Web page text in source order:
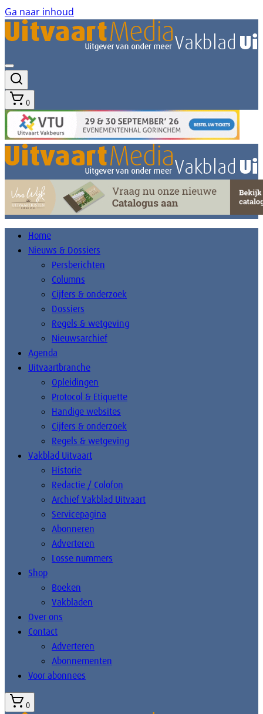
Ga naar inhoud
0
Home
Nieuws & Dossiers
Persberichten
Columns
Cijfers & onderzoek
Dossiers
Regels & wetgeving
Nieuwsarchief
Agenda
Uitvaartbranche
Opleidingen
Protocol & Etiquette
Handige websites
Cijfers & onderzoek
Regels & wetgeving
Vakblad Uitvaart
Historie
Redactie / Colofon
Archief Vakblad Uitvaart
Servicepagina
Abonneren
Adverteren
Losse nummers
Shop
Boeken
Vakbladen
Over ons
Contact
Adverteren
Abonnementen
Voor abonnees
0